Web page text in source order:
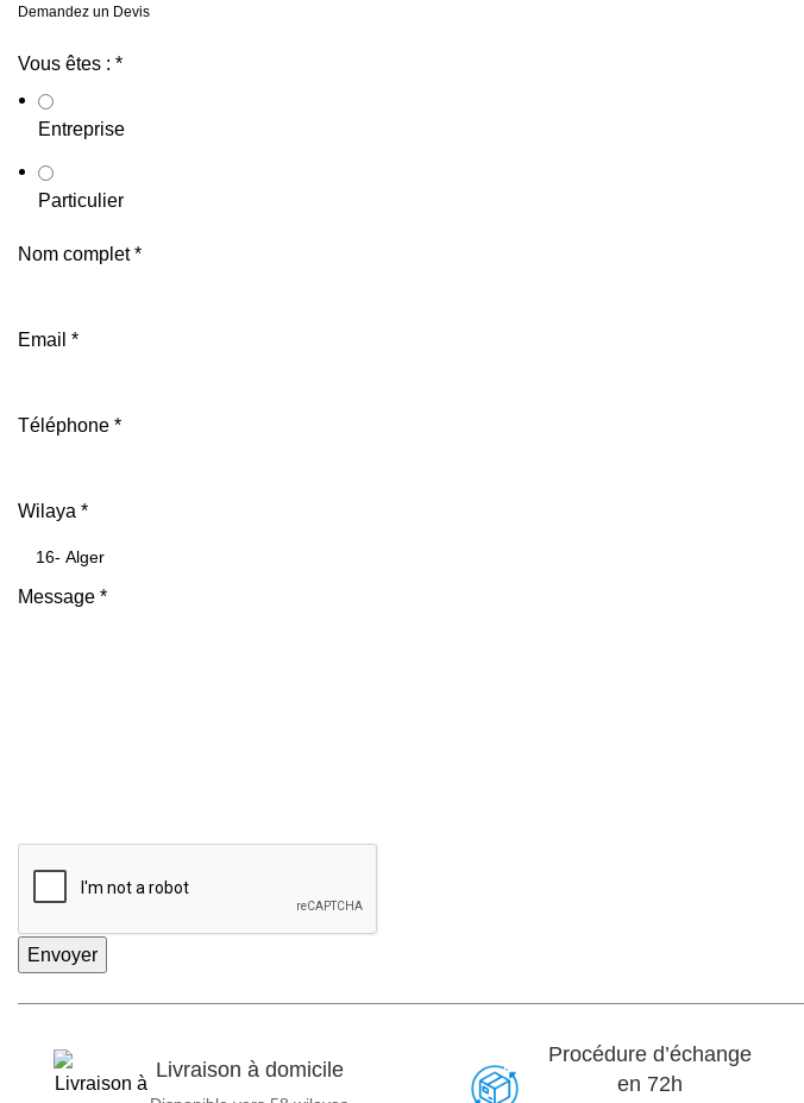
Demandez un Devis
Vous êtes : *
Entreprise
Particulier
Nom complet*
Email *
Téléphone *
Wilaya *
Message *
Envoyer
Livraison à domicile
Procédure d’échange
en 72h